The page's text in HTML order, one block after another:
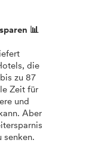
📊
die
zu 87
Zeit für
und
Aber
senken.